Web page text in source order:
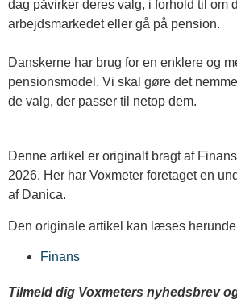
dag påvirker deres valg, i forhold til om
arbejdsmarkedet eller gå på pension.
Danskerne har brug for en enklere og
pensionsmodel. Vi skal gøre det
de valg, der passer til netop dem.
Denne artikel er originalt bragt af
2026. Her har Voxmeter foretaget en
af Danica.
Den originale artikel kan læses
Finans
Tilmeld dig Voxmeters nyhedsbrev